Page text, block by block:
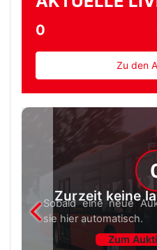
0
Zu den
Zurzeit keine
Sobald eine neue
sie hier automatisch.
Zum